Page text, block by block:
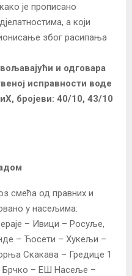
је прописано
а који
због расипања
и одговара
исправности воде
бројеви: 40/10, 43/10
смећа од правних и
у насељима:
– Ивици – Росуље,
– Ћосети – Хукељи –
Скакава – Гредице 1
Брчко – ЕШ Насеље –